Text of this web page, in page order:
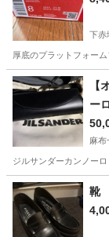
下赤
厚底のプラットフォー
東京 練馬区
【
ー
麻布
ジルサンダーカンノー
東京 港区 麻布
靴